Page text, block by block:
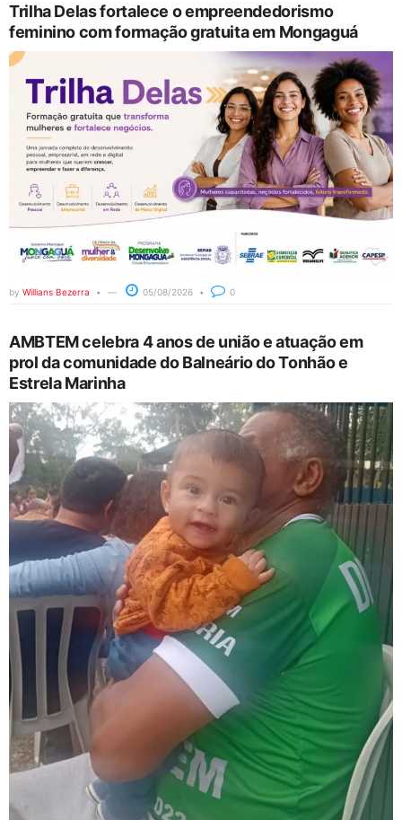
Trilha Delas fortalece o empreendedorismo
feminino com formação gratuita em Mongaguá
by Willians Bezerra 05/08/2026 0
AMBTEM celebra 4 anos de união e atuação em
prol da comunidade do Balneário do Tonhão e
Estrela Marinha